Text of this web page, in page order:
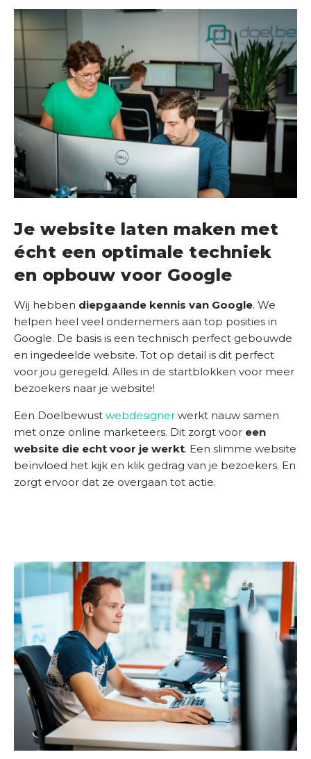
Je website laten maken met
écht een optimale techniek
en opbouw voor Google
Wij hebben diepgaande kennis van Google. We
helpen heel veel ondernemers aan top posities in
Google. De basis is een technisch perfect gebouwde
en ingedeelde website. Tot op detail is dit perfect
voor jou geregeld. Alles in de startblokken voor meer
bezoekers naar je website!
Een Doelbewust webdesigner werkt nauw samen
met onze online marketeers. Dit zorgt voor een
website die echt voor je werkt. Een slimme website
beïnvloed het kijk en klik gedrag van je bezoekers. En
zorgt ervoor dat ze overgaan tot actie.